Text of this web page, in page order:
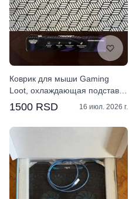
Коврик для мыши Gaming
Loot, охлаждающая подставка
Cooler Master
1500 RSD 16 июл. 2026 г.